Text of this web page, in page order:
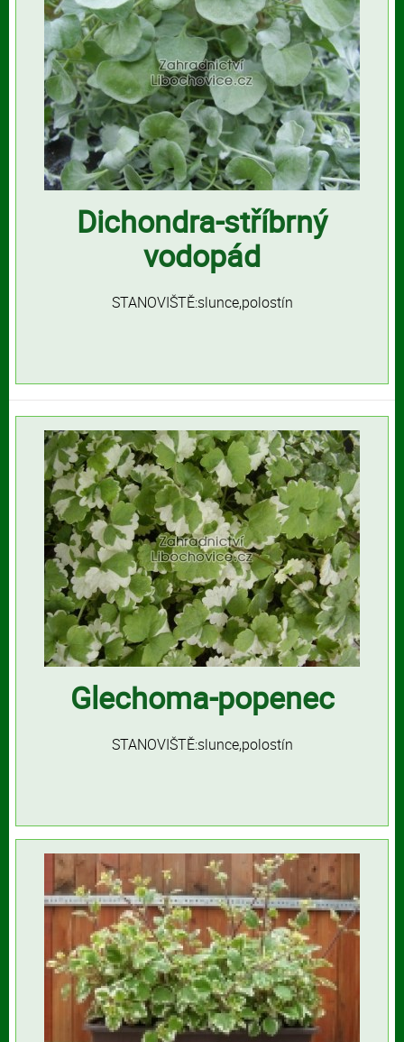
Dichondra-stříbrný
vodopád
STANOVIŠTĚ:slunce,polostín
Glechoma-popenec
STANOVIŠTĚ:slunce,polostín